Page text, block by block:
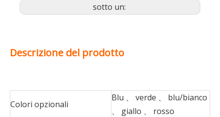
sotto un:
Descrizione del prodotto
Colori opzionali
Blu 、 verde 、 blu/bianco
、 giallo 、 rosso